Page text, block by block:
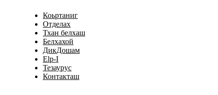
Коьртаниг
Отделах
Тхан белхаш
Белхахой
ДикДошам
Elp-I
Тезаурус
Контакташ